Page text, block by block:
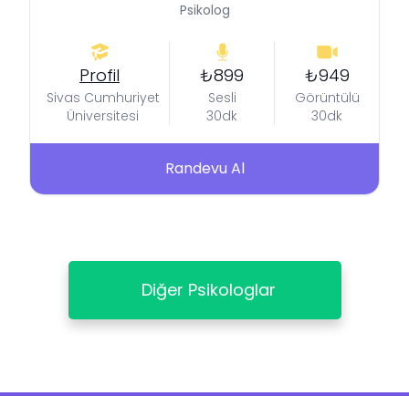
Psikolog
Profil
Sivas Cumhuriyet
Üniversitesi
₺899
Sesli
30dk
₺949
Görüntülü
30dk
Randevu Al
Diğer Psikologlar